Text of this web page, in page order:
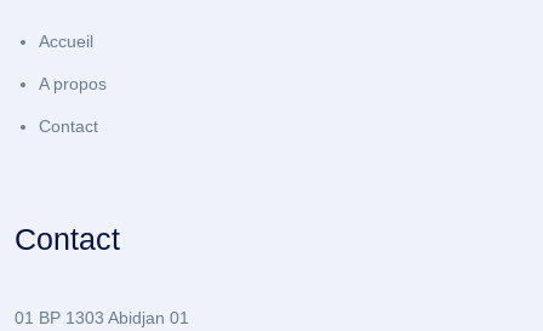
Accueil
A propos
Contact
Contact
01 BP 1303 Abidjan 01